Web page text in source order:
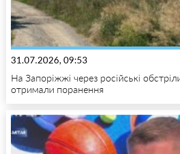
31.07.2026, 09:53
На Запоріжжі через російські
отримали поранення